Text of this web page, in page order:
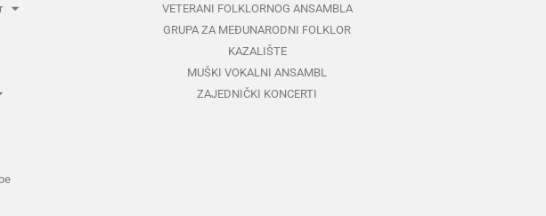
VETERANI FOLKLORNOG ANSAMBLA
GRUPA ZA MEĐUNARODNI FOLKLOR
KAZALIŠTE
MUŠKI VOKALNI ANSAMBL
ZAJEDNIČKI KONCERTI